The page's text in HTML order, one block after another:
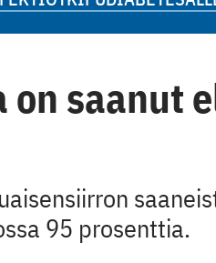
on saanut
95 prosenttia.